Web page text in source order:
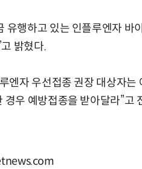
유행하고 있는 인플루엔자
밝혔다.
엔자 우선접종 권장 대상자
경우 예방접종을 받아달라”고